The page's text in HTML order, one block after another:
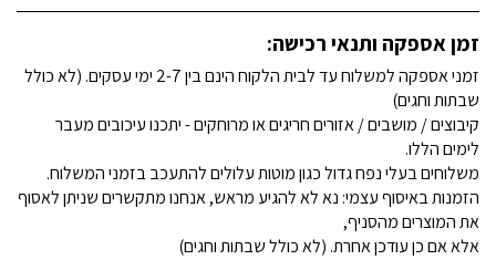
זמן אספקה ותנאי רכישה:
זמני אספקה למשלוח עד לבית הלקוח הינם בין 2-7 ימי עסקים. (לא כולל
שבתות וחגים)
קיבוצים / מושבים / אזורים חריגים או מרוחקים - יתכנו עיכובים מעבר
לימים הללו.
משלוחים בעלי נפח גדול כגון מוטות עלולים להתעכב בזמני המשלוח.
הזמנות באיסוף עצמי: נא לא להגיע מראש, אנחנו מתקשרים שניתן לאסוף
את המוצרים מהסניף,
אלא אם כן עודכן אחרת. (לא כולל שבתות וחגים)